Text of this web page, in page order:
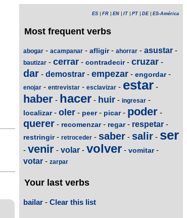
ES FR EN IT PT DE| ES-América
Most frequent verbs
abogar - acampanar - afligir- ahorrar - asustar -
bautizar - cerrar - contradecir- cruzar -
dar - demostrar - empezar - engordar-
enojar - entrevistar - esclavizar - estar -
haber - hacer - huir - ingresar -
localizar- oler - peer- picar- poder -
querer - recomenzar- regar- respetar -
restringir- retroceder - saber - salir - ser
- venir - volar - volver - vomitar-
votar - zarpar
Your last verbs
bailar - Clear this list